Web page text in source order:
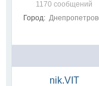
1170 сообщений
Город:
nik.VIT